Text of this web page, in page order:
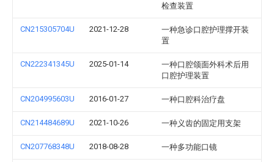
检查装置
CN215305704U 2021-12-28
一种急诊口腔护理撑开装
置
CN222341345U 2025-01-14
一种口腔颌面外科术后用
口腔护理装置
CN204995603U 2016-01-27 一种口腔科治疗盘
CN214484689U 2021-10-26 一种义齿的固定用支架
CN207768348U 2018-08-28 一种多功能口镜